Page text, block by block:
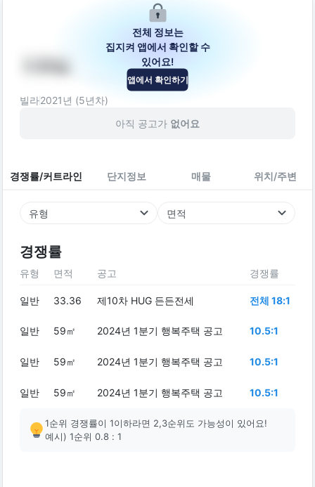
지호빌
경기도 부천시 소사구 심곡로49번길 21
빌라2021년 (5년차)
아직 공고가 없어요
경쟁률/커트라인 단지정보 매물 위치/주변
유형 면적
경쟁률
전체 정보는
집지켜 앱에서 확인할 수
있어요!
앱에서 확인하기
유형 면적 공고 경쟁률
일반 33.36 제10차 HUG 든든전세 전체 18:1
일반 59㎡ 2024년 1분기 행복주택 공고 10.5:1
일반 59㎡ 2024년 1분기 행복주택 공고 10.5:1
일반 59㎡ 2024년 1분기 행복주택 공고 10.5:1
1순위 경쟁률이 1이하라면 2,3순위도 가능성이 있어요!
예시) 1순위 0.8 : 1